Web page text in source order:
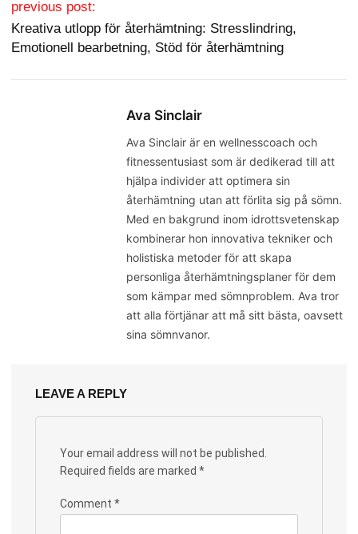
previous post:
Kreativa utlopp för återhämtning: Stresslindring,
Emotionell bearbetning, Stöd för återhämtning
Ava Sinclair
Ava Sinclair är en wellnesscoach och
fitnessentusiast som är dedikerad till att
hjälpa individer att optimera sin
återhämtning utan att förlita sig på sömn.
Med en bakgrund inom idrottsvetenskap
kombinerar hon innovativa tekniker och
holistiska metoder för att skapa
personliga återhämtningsplaner för dem
som kämpar med sömnproblem. Ava tror
att alla förtjänar att må sitt bästa, oavsett
sina sömnvanor.
LEAVE A REPLY
Your email address will not be published.
Required fields are marked *
Comment *